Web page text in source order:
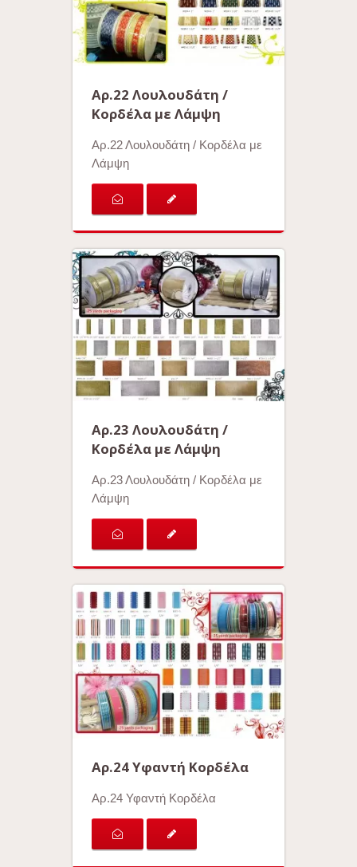
Αρ.22 Λουλουδάτη /
Κορδέλα με Λάμψη
Αρ.22 Λουλουδάτη / Κορδέλα με
Λάμψη
Αρ.23 Λουλουδάτη /
Κορδέλα με Λάμψη
Αρ.23 Λουλουδάτη / Κορδέλα με
Λάμψη
Αρ.24 Υφαντή Κορδέλα
Αρ.24 Υφαντή Κορδέλα